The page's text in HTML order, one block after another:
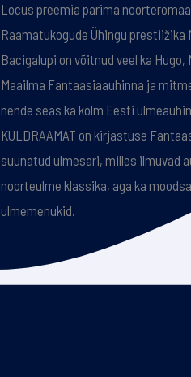
Locus preemia parima
Raamatukogude Ühingu prestiižika
Bacigalupi on võitnud veel ka
Maailma Fantaasiaauhinna ja
nende seas ka kolm Eesti
KULDRAAMAT on kirjastuse
suunatud ulmesari, milles ilmuvad
noorteulme klassika, aga ka
ulmemenukid.